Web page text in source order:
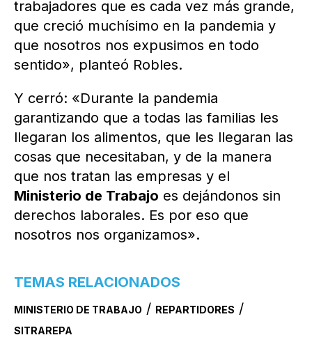
trabajadores que es cada vez más grande,
que creció muchísimo en la pandemia y
que nosotros nos expusimos en todo
sentido», planteó Robles.
Y cerró: «Durante la pandemia
garantizando que a todas las familias les
llegaran los alimentos, que les llegaran las
cosas que necesitaban, y de la manera
que nos tratan las empresas y el
Ministerio de Trabajo es dejándonos sin
derechos laborales. Es por eso que
nosotros nos organizamos».
TEMAS RELACIONADOS
MINISTERIO DE TRABAJO / REPARTIDORES /
SITRAREPA